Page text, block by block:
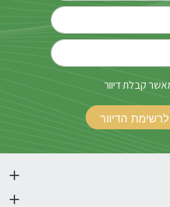
קבלת דיוור